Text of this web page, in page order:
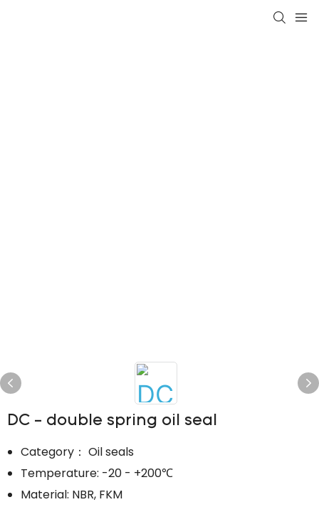
DC - double spring oil seal
Category： Oil seals
Temperature: -20 - +200℃
Material: NBR, FKM